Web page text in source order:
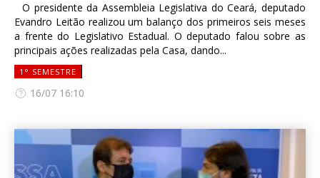
O presidente da Assembleia Legislativa do Ceará, deputado
Evandro Leitão realizou um balanço dos primeiros seis meses
a frente do Legislativo Estadual. O deputado falou sobre as
principais ações realizadas pela Casa, dando...
1° SEMESTRE
16/07 16:10